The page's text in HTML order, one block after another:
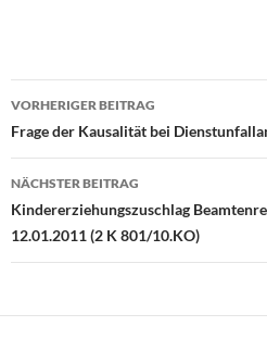
Beitrags-
Navigation
VORHERIGER BEITRAG
Frage der Kausalität bei
NÄCHSTER BEITRAG
Kindererziehungszuschlag
12.01.2011 (2 K 801/10.KO)